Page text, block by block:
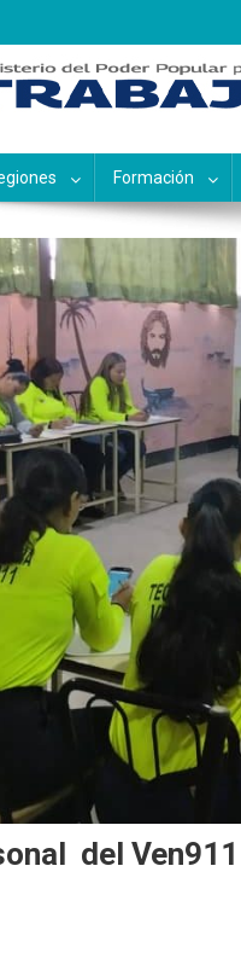
de
Formación
del